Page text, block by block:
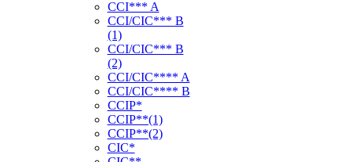
CCI*** A
CCI/CIC*** B
(1)
CCI/CIC*** B
(2)
CCI/CIC**** A
CCI/CIC**** B
CCIP*
CCIP**(1)
CCIP**(2)
CIC*